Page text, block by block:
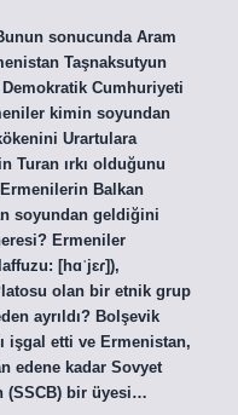
sonucunda Aram
Taşnaksutyun
Demokratik Cumhuriyeti
kimin soyundan
Urartulara
Turan ırkı olduğunu
Balkan
soyundan geldiğini
Ermeniler
[hɑˈjɛɾ]),
olan bir etnik grup
ayrıldı? Bolşevik
işgal etti ve Ermenistan,
edene kadar Sovyet
(SSCB) bir üyesi…